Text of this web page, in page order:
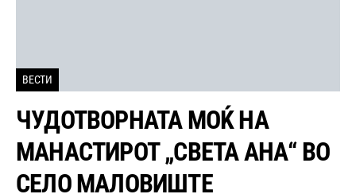
ВЕСТИ
ЧУДОТВОРНАТА МОЌ НА
МАНАСТИРОТ „СВЕТА АНА“ ВО
СЕЛО МАЛОВИШТЕ